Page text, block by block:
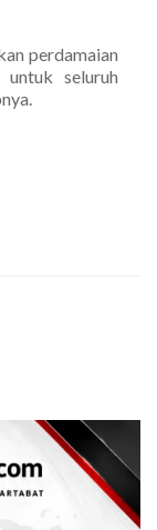
perdamaian
seluruh